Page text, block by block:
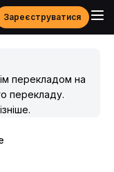
Зареєструватися
перекладом на
перекладу.